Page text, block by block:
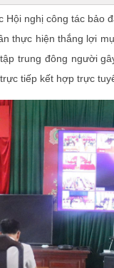
Hội nghị công tác bảo
thực hiện thắng lợi
trung đông người
tiếp kết hợp trực